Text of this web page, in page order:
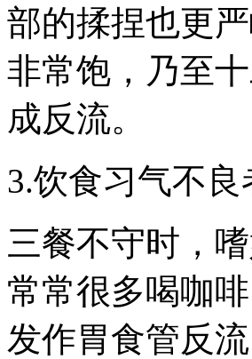
部的揉捏也更
非常饱，乃至
成反流。
3.饮食习气不良
三餐不守时，
常常很多喝咖
发作胃食管反